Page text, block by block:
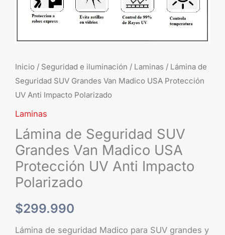
Inicio / Seguridad e iluminación / Laminas / Lámina de
Seguridad SUV Grandes Van Madico USA Protección
UV Anti Impacto Polarizado
Laminas
Lámina de Seguridad SUV
Grandes Van Madico USA
Protección UV Anti Impacto
Polarizado
$299.990
Lámina de seguridad Madico para SUV grandes y
Polarizado
cantidad